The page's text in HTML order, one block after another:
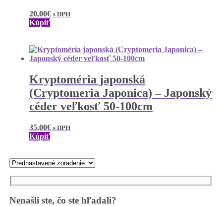
20,00€ s DPH
Kúpiť
Kryptoméria japonská
(Cryptomeria Japonica) – Japonský
céder veľkosť 50-100cm
35,00€ s DPH
Kúpiť
Nenašli ste, čo ste hľadali?